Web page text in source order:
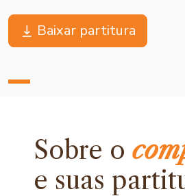
Baixar partitura
Sobre o
e suas